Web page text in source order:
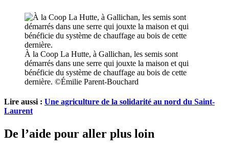
À la Coop La Hutte, à Gallichan, les semis sont
démarrés dans une serre qui jouxte la maison et qui
bénéficie du système de chauffage au bois de cette
dernière. ©Émilie Parent-Bouchard
Lire aussi : Une agriculture de la solidarité au nord du Saint-
Laurent
De l’aide pour aller plus loin